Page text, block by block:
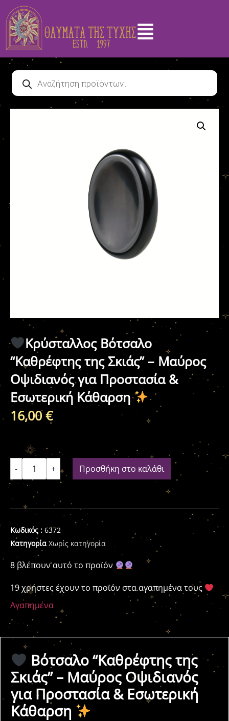
Κρύσταλλος Βότσαλο
“Καθρέφτης της Σκιάς” – Μαύρος
Οψιδιανός για Προστασία &
Εσωτερική Κάθαρση
16,00€
- + Προσθήκη στο καλάθι
Κωδικός : 6372
Κατηγορία Χωρίς κατηγορία
8 βλέπουν αυτό το προϊόν
19 χρήστες έχουν το προϊόν στα αγαπημένα τους
Αγαπημένα
Βότσαλο “Καθρέφτης της
Σκιάς” – Μαύρος Οψιδιανός
για Προστασία & Εσωτερική
Κάθαρση